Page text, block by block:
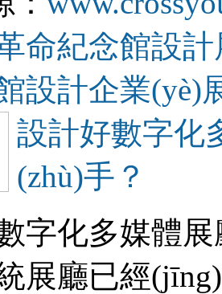
命紀念館設計
設計企業(yè)
設計好數字化
(zhù)手？
字化多媒體
統展廳已經